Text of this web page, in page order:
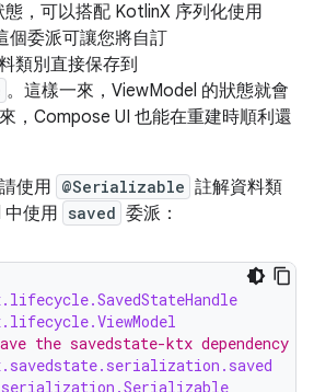
，可以搭配 KotlinX 序列化使用
個委派可讓您將自訂
類別直接保存到
。這樣一來，ViewModel 的狀態就會
，Compose UI 也能在重建時順利還
使用 @Serializable 註解資料類
中使用 saved 委派：
the savedstate-ktx dependency